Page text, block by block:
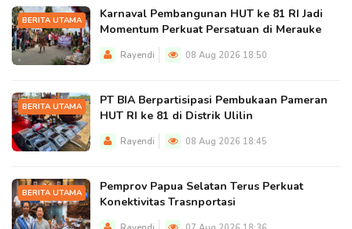
BERITA UTAMA
Karnaval Pembangunan HUT ke 81 RI Jadi
Momentum Perkuat Persatuan di Merauke
Rayendi 08 Aug 2026 18:50
BERITA UTAMA
PT BIA Berpartisipasi Pembukaan Pameran
HUT RI ke 81 di Distrik Ulilin
Rayendi 08 Aug 2026 18:45
BERITA UTAMA
Pemprov Papua Selatan Terus Perkuat
Konektivitas Trasnportasi